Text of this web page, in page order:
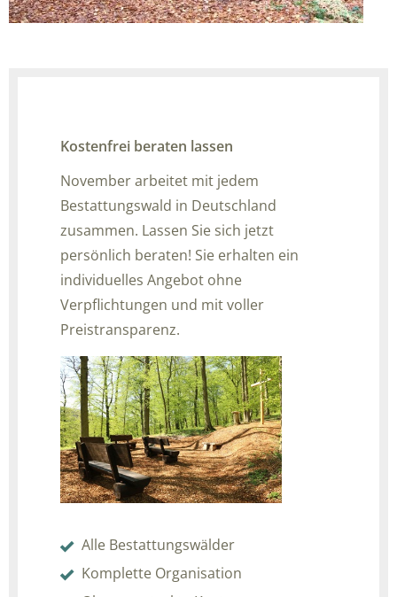
Kostenfrei beraten lassen
November arbeitet mit jedem
Bestattungswald in Deutschland
zusammen. Lassen Sie sich jetzt
persönlich beraten! Sie erhalten ein
individuelles Angebot ohne
Verpflichtungen und mit voller
Preistransparenz.
Alle Bestattungswälder
Komplette Organisation